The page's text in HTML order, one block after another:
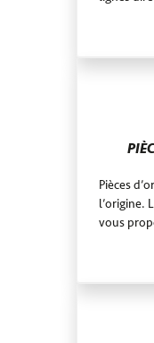
Pièces
l’origine.
vous